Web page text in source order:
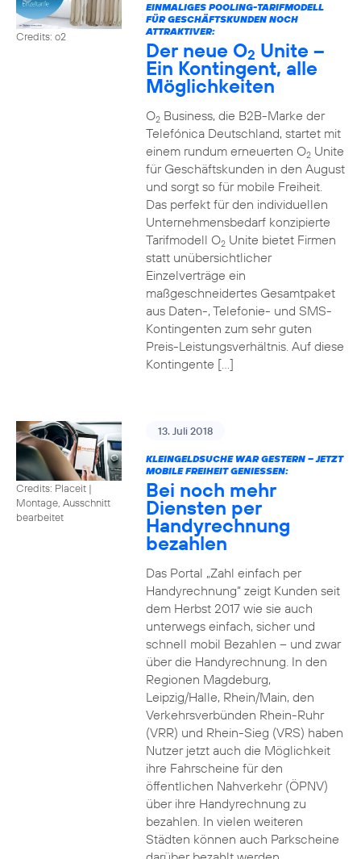
Credits: o2
EINMALIGES POOLING-TARIFMODELL
FÜR GESCHÄFTSKUNDEN NOCH
ATTRAKTIVER:
Der neue O2 Unite –
Ein Kontingent, alle
Möglichkeiten
O2Business, die B2B-Marke der
Telefónica Deutschland, startet mit
einem rundum erneuerten O2Unite
für Geschäftskunden in den August
und sorgt so für mobile Freiheit.
Das perfekt für den individuellen
Unternehmensbedarf konzipierte
Tarifmodell O2Unite bietet Firmen
statt unübersichtlicher
Einzelverträge ein
maßgeschneidertes Gesamtpaket
aus Daten-, Telefonie- und SMS-
Kontingenten zum sehr guten
Preis-Leistungsverhältnis. Auf diese
Kontingente […]
Credits: Placeit |
Montage, Ausschnitt
bearbeitet
13. Juli 2018
KLEINGELDSUCHE WAR GESTERN – JETZT
MOBILE FREIHEIT GENIESSEN:
Bei noch mehr
Diensten per
Handyrechnung
bezahlen
Das Portal „Zahl einfach per
Handyrechnung“ zeigt Kunden seit
dem Herbst 2017 wie sie auch
unterwegs einfach, sicher und
schnell mobil Bezahlen – und zwar
über die Handyrechnung. In den
Regionen Magdeburg,
Leipzig/Halle, Rhein/Main, den
Verkehrsverbünden Rhein-Ruhr
(VRR) und Rhein-Sieg (VRS) haben
Nutzer jetzt auch die Möglichkeit
ihre Fahrscheine für den
öffentlichen Nahverkehr (ÖPNV)
über ihre Handyrechnung zu
bezahlen. In vielen weiteren
Städten können auch Parkscheine